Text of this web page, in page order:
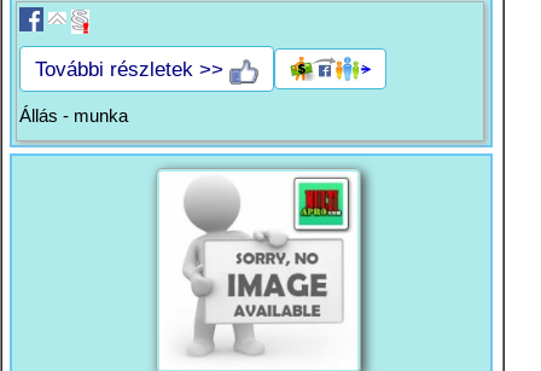
További részletek >>
Állás - munka